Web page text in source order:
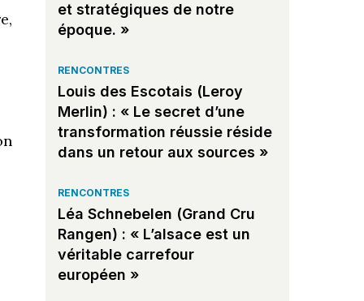
et stratégiques de notre
époque. »
RENCONTRES
Louis des Escotais (Leroy
Merlin) : « Le secret d’une
transformation réussie réside
dans un retour aux sources »
RENCONTRES
Léa Schnebelen (Grand Cru
Rangen) : « L’alsace est un
véritable carrefour
européen »